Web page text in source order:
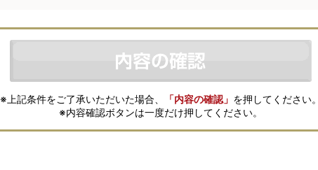
※上記条件をご了承いただいた場合、 「内容の確認」 を押してください
※内容確認ボタンは一度だけ押してください。